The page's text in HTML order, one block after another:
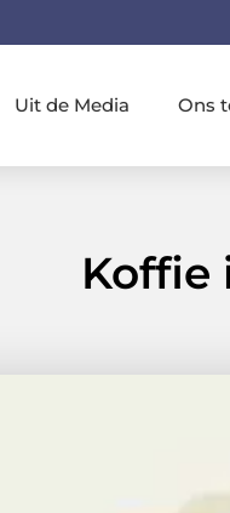
Uit de Media Ons
Koffie